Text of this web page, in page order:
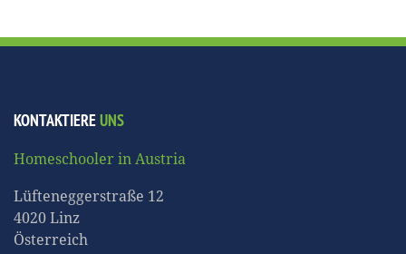
KONTAKTIEREUNS
Homeschooler in Austria
Lüfteneggerstraße 12
4020 Linz
Österreich